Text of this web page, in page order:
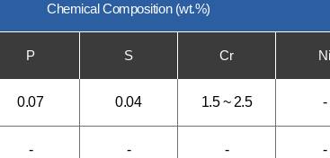
Chemical Composition (wt.%)
P S Cr Ni
0.07 0.04 1.5 ~ 2.5 -
- - - -